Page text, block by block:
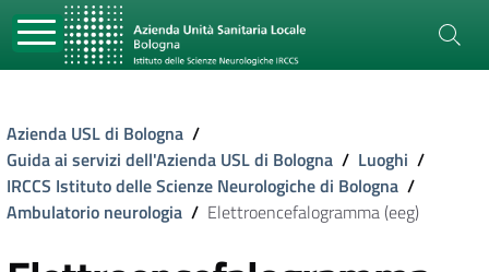
Azienda USL di Bologna /
Guida ai servizi dell'Azienda USL di Bologna / Luoghi /
IRCCS Istituto delle Scienze Neurologiche di Bologna /
Ambulatorio neurologia / Elettroencefalogramma (eeg)